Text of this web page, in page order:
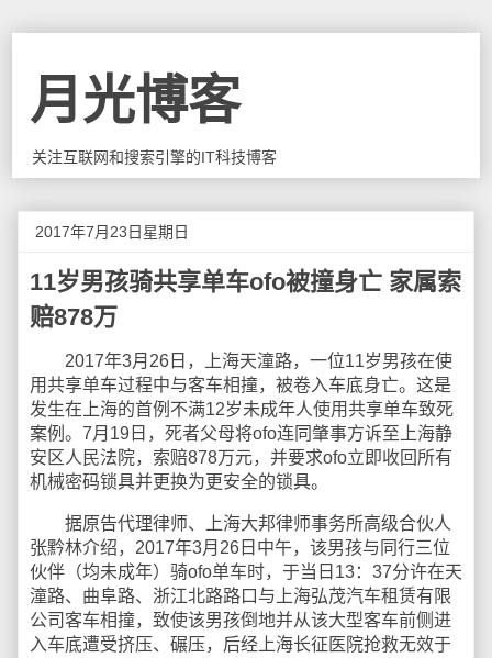
月光博客
关注互联网和搜索引擎的IT科技博客
2017年7月23日星期日
11岁男孩骑共享单车ofo被撞身亡 家属索
赔878万
2017年3月26日，上海天潼路，一位11岁男孩在使
用共享单车过程中与客车相撞，被卷入车底身亡。这是
发生在上海的首例不满12岁未成年人使用共享单车致死
案例。7月19日，死者父母将ofo连同肇事方诉至上海静
安区人民法院，索赔878万元，并要求ofo立即收回所有
机械密码锁具并更换为更安全的锁具。
据原告代理律师、上海大邦律师事务所高级合伙人
张黔林介绍，2017年3月26日中午，该男孩与同行三位
伙伴（均未成年）骑ofo单车时，于当日13：37分许在天
潼路、曲阜路、浙江北路路口与上海弘茂汽车租赁有限
公司客车相撞，致使该男孩倒地并从该大型客车前侧进
入车底遭受挤压、碾压，后经上海长征医院抢救无效于